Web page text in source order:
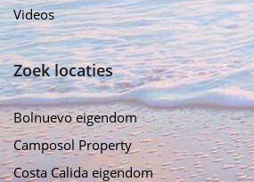
Videos
Zoek locaties
Bolnuevo eigendom
Camposol Property
Costa Calida eigendom